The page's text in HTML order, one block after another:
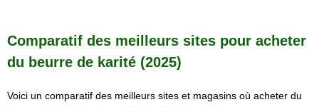
Comparatif des meilleurs sites pour acheter
du beurre de karité (2025)
Voici un comparatif des meilleurs sites et magasins où acheter du